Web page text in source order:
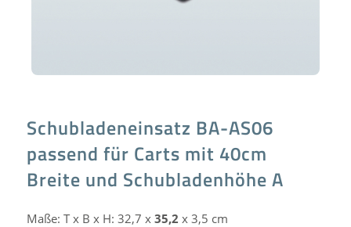
Schubladeneinsatz BA-AS06
passend für Carts mit 40cm
Breite und Schubladenhöhe A
Maße: T x B x H: 32,7 x 35,2 x 3,5 cm